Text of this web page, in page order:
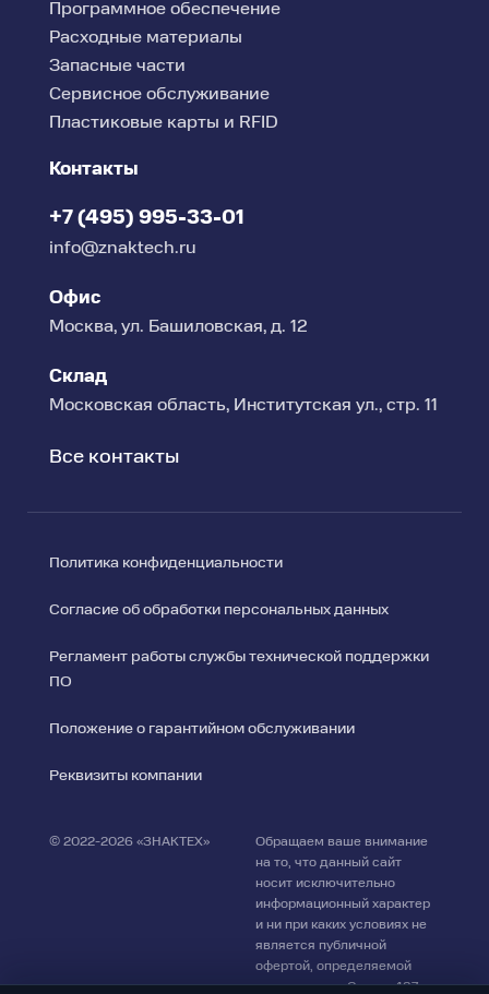
Программное обеспечение
Расходные материалы
Запасные части
Сервисное обслуживание
Пластиковые карты и RFID
Контакты
+7 (495) 995-33-01
info@znaktech.ru
Офис
Москва, ул. Башиловская, д. 12
Склад
Московская область, Институтская ул., стр. 11
Все контакты
Политика конфиденциальности
Согласие об обработки персональных данных
Регламент работы службы технической поддержки
ПО
Положение о гарантийном обслуживании
Реквизиты компании
© 2022-2026 «ЗНАКТЕХ»
Обращаем ваше внимание
на то, что данный сайт
носит исключительно
информационный характер
и ни при каких условиях не
является публичной
офертой, определяемой
положениями Статьи 437